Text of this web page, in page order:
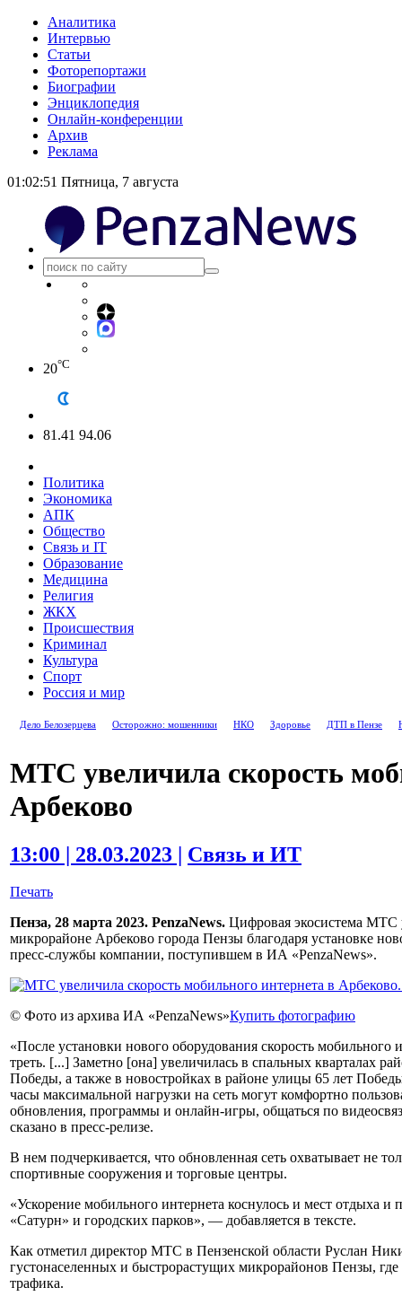
Аналитика
Интервью
Статьи
Фоторепортажи
Биографии
Энциклопедия
Онлайн-конференции
Архив
Реклама
01:02:52 Пятница, 7 августа
20°C
81.41 94.06
Политика
Экономика
АПК
Общество
Связь и IT
Образование
Медицина
Религия
ЖКХ
Происшествия
Криминал
Культура
Спорт
Россия и мир
Дело Белозерцева Осторожно: мошенники НКО Здоровье ДТП в Пензе
МТС увеличила скорость
Арбеково
13:00 | 28.03.2023 | Связь и ИТ
Печать
Пенза, 28 марта 2023. PenzaNews. Цифровая экосистема МТС
микрорайоне Арбеково города Пензы благодаря установке
пресс-службы компании, поступившем в ИА «PenzaNews».
© Фото из архива ИА «PenzaNews»Купить фотографию
«После установки нового оборудования скорость
треть. [...] Заметно [она] увеличилась в спальных кварталах
Победы, а также в новостройках в районе улицы 65 лет
часы максимальной нагрузки на сеть могут комфортно
обновления, программы и онлайн-игры, общаться по
сказано в пресс-релизе.
В нем подчеркивается, что обновленная сеть охватывает не
спортивные сооружения и торговые центры.
«Ускорение мобильного интернета коснулось и мест отдыха и
«Сатурн» и городских парков», — добавляется в тексте.
Как отметил директор МТС в Пензенской области Руслан
густонаселенных и быстрорастущих микрорайонов Пензы,
трафика.